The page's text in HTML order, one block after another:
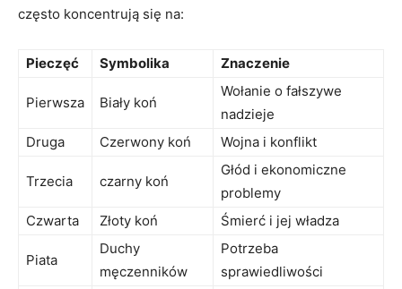
często koncentrują się na:
Pieczęć Symbolika Znaczenie
Pierwsza Biały koń
Wołanie o⁣ fałszywe
nadzieje
Druga
Czerwony koń Wojna i konflikt
Trzecia czarny koń
Głód i ekonomiczne
⁤problemy
Czwarta
Złoty ‍koń Śmierć i jej władza
Piata
Duchy
męczenników
Potrzeba
sprawiedliwości